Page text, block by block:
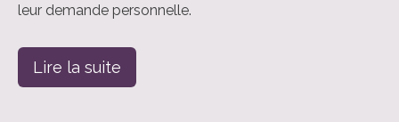
leur demande personnelle.
Lire la suite